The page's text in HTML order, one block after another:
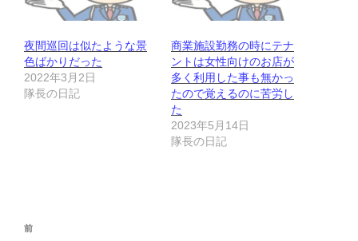
夜間巡回は似たような景
色ばかりだった
2022年3月2日
隊長の日記
商業施設勤務の時にテナ
ントは女性向けのお店が
多く利用した事も無かっ
たので覚えるのに苦労し
た
2023年5月14日
隊長の日記
投
前
前